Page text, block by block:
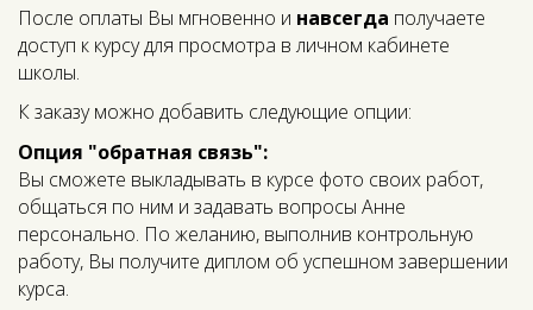
После оплаты Вы мгновенно и навсегда получаете
доступ к курсу для просмотра в личном кабинете
школы.
К заказу можно добавить следующие опции:
Опция "обратная связь":
Вы сможете выкладывать в курсе фото своих работ,
общаться по ним и задавать вопросы Анне
персонально. По желанию, выполнив контрольную
работу, Вы получите диплом об успешном завершении
курса.